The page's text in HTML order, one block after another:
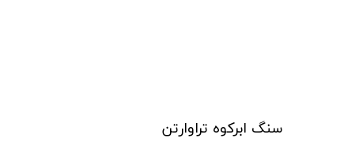
سنگ ابرکوه تراوارتن